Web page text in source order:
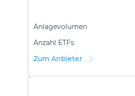
Anlagevolumen
Anzahl ETFs
Zum Anbieter